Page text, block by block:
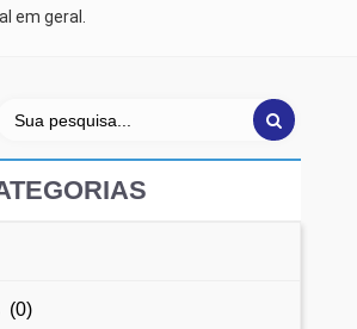
em geral.
(0)